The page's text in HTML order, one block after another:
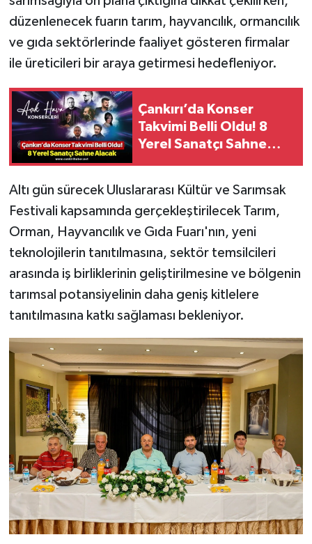
düzenlenecek fuarın tarım, hayvancılık, ormancılık
ve gıda sektörlerinde faaliyet gösteren firmalar
ile üreticileri bir araya getirmesi hedefleniyor.
Çankırı’da Konser
Takvimi Belli Oldu! 8
Yerel Sanatçı Sahne
Altı gün sürecek Uluslararası Kültür ve Sarımsak
Festivali kapsamında gerçekleştirilecek Tarım,
Orman, Hayvancılık ve Gıda Fuarı'nın, yeni
teknolojilerin tanıtılmasına, sektör temsilcileri
arasında iş birliklerinin geliştirilmesine ve bölgenin
tarımsal potansiyelinin daha geniş kitlelere
tanıtılmasına katkı sağlaması bekleniyor.